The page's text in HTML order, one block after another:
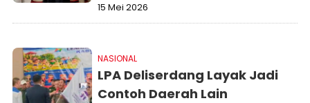
15 Mei 2026
NASIONAL
LPA Deliserdang Layak Jadi
Contoh Daerah Lain